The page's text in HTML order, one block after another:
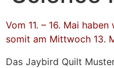
Vom 11. – 16. Mai
somit am Mittwoch 13.
Das Jaybird Quilt